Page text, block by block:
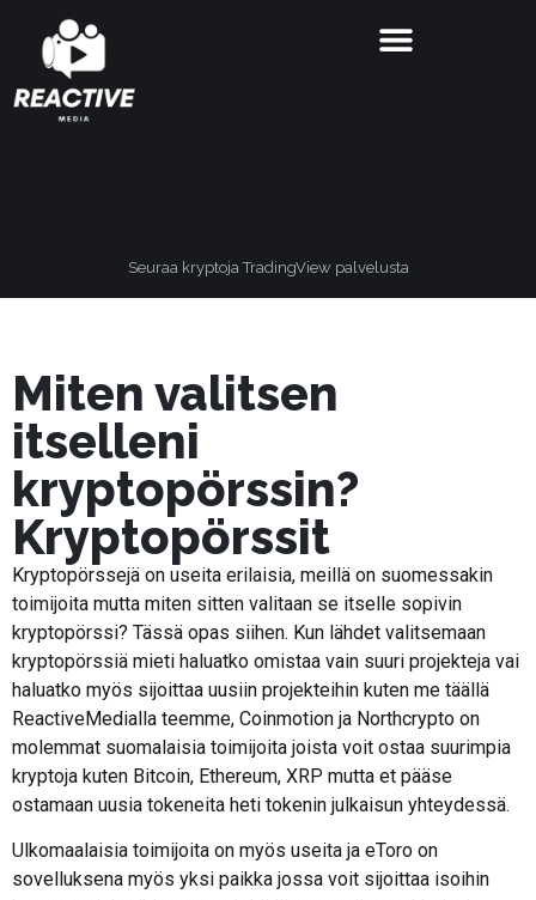
Seuraa kryptoja TradingView palvelusta
Miten valitsen
itselleni
kryptopörssin?
Kryptopörssit
Kryptopörssejä on useita erilaisia, meillä on suomessakin
toimijoita mutta miten sitten valitaan se itselle sopivin
kryptopörssi? Tässä opas siihen. Kun lähdet valitsemaan
kryptopörssiä mieti haluatko omistaa vain suuri projekteja vai
haluatko myös sijoittaa uusiin projekteihin kuten me täällä
ReactiveMedialla teemme, Coinmotion ja Northcrypto on
molemmat suomalaisia toimijoita joista voit ostaa suurimpia
kryptoja kuten Bitcoin, Ethereum, XRP mutta et pääse
ostamaan uusia tokeneita heti tokenin julkaisun yhteydessä.
Ulkomaalaisia toimijoita on myös useita ja eToro on
sovelluksena myös yksi paikka jossa voit sijoittaa isoihin